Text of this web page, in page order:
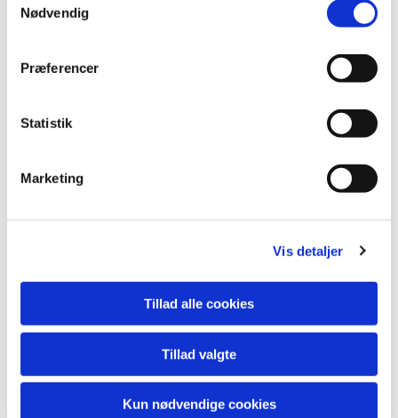
Nødvendig
Præferencer
Statistik
Marketing
Vis detaljer
Tillad alle cookies
Tillad valgte
Kun nødvendige cookies
Du vil måske også kunne
lide...